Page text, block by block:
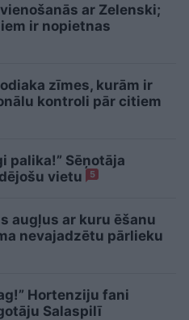
ar Zelenski;
ir nopietnas
zīmes, kurām ir
kontroli pār citiem
palika!” Sēņotāja
vietu
5
augļus ar kuru ēšanu
nevajadzētu pārlieku
Hortenziju fani
Salaspilī